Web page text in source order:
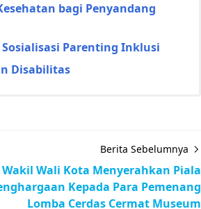
bagi Penyandang
Parenting Inklusi
Disabilitas
Berita Sebelumnya
Wakil Wali Kota Menyerahkan Piala
Kepada Para Pemenang
Lomba Cerdas Cermat Museum